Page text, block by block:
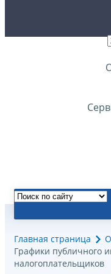
Главная страница
Графики публичного
налогоплательщиков